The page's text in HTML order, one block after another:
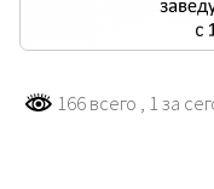
166 всего , 1 за